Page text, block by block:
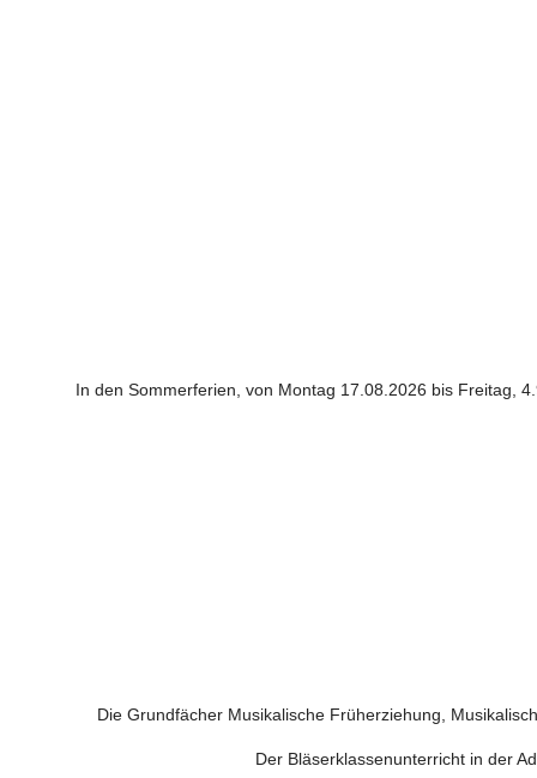
In den Sommerferien, von Montag 17.08.2026 bis Freitag,
Die Grundfächer Musikalische Früherziehung,
Der Bläserklassenunterricht in der